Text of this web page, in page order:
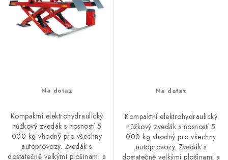
Na dotaz
Kompaktní elektrohydraulický
nůžkový zvedák s nosností 5
000 kg vhodný pro všechny
autoprovozy. Zvedák s
dostatečně velkými plošinami a
Na dotaz
Kompaktní elektrohydraulický
nůžkový zvedák s nosností 5
000 kg vhodný pro všechny
autoprovozy. Zvedák s
dostatečně velkými plošinami a